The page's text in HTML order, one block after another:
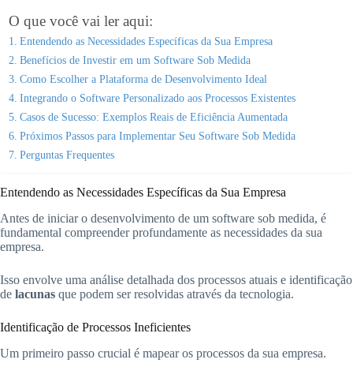
O que você vai ler aqui:
Entendendo as Necessidades Específicas da Sua Empresa
Benefícios de Investir em um Software Sob Medida
Como Escolher a Plataforma de Desenvolvimento Ideal
Integrando o Software Personalizado aos Processos Existentes
Casos de Sucesso: Exemplos Reais de Eficiência Aumentada
Próximos Passos para Implementar Seu Software Sob Medida
Perguntas Frequentes
Entendendo as Necessidades Específicas da Sua Empresa
Antes de iniciar o desenvolvimento de um software sob medida, é
fundamental compreender profundamente as necessidades da sua
empresa.
Isso envolve uma análise detalhada dos processos atuais e identificação
de lacunas que podem ser resolvidas através da tecnologia.
Identificação de Processos Ineficientes
Um primeiro passo crucial é mapear os processos da sua empresa.